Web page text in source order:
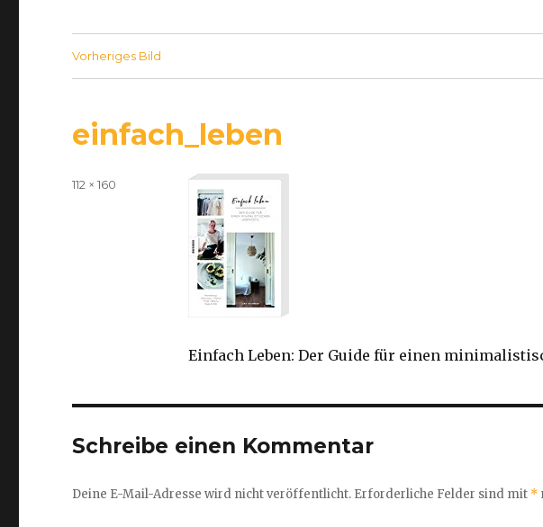
Vorheriges Bild
einfach_leben
Einfach Leben: Der Guide für einen
Volle
112 × 160
Schreibe einen Kommentar
Deine E-Mail-Adresse wird nicht veröffentlicht. Erforderliche Felder sind mit *